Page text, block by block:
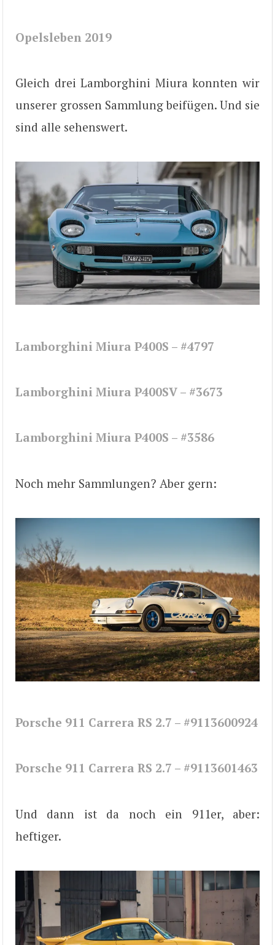
Opelsleben 2019
Gleich drei Lamborghini Miura konnten wir
unserer grossen Sammlung beifügen. Und sie
sind alle sehenswert.
Lamborghini Miura P400S – #4797
Lamborghini Miura P400SV – #3673
Lamborghini Miura P400S – #3586
Noch mehr Sammlungen? Aber gern:
Porsche 911 Carrera RS 2.7 – #9113600924
Porsche 911 Carrera RS 2.7 – #9113601463
Und dann ist da noch ein 911er, aber:
heftiger.